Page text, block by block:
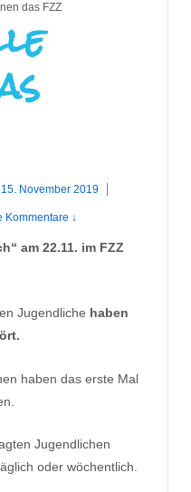
das FZZ
15. November 2019
Kommentare ↓
am 22.11. im FZZ
Jugendliche haben
haben das erste Mal
Jugendlichen
oder wöchentlich.